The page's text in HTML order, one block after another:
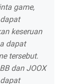
game,
keseruan
dapat
tersebut.
dan JOOX